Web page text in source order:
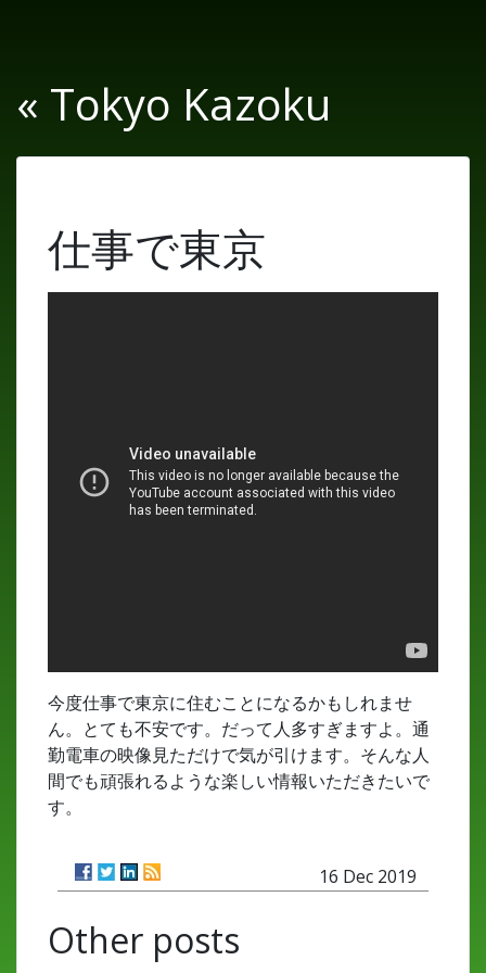
« Tokyo Kazoku
仕事で東京
今度仕事で東京に住むことになるかもしれませ
ん。とても不安です。だって人多すぎますよ。通
勤電車の映像見ただけで気が引けます。そんな人
間でも頑張れるような楽しい情報いただきたいで
す。
16 Dec 2019
Other posts